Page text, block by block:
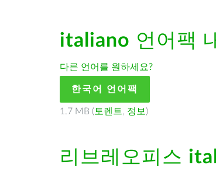
italiano 언어팩
다른 언어를 원하세요?
한국어 언어팩
1.7 MB ( 토렌트, 정보 )
리브레오피스